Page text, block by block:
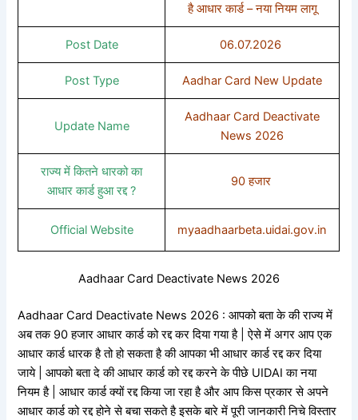
है आधार कार्ड – नया नियम लागू
Post Date 06.07.2026
Post Type Aadhar Card New Update
Update Name
Aadhaar Card Deactivate
News 2026
राज्य में कितने धारको का
आधार कार्ड हुआ रद्द ?
90 हजार
Official Website myaadhaarbeta.uidai.gov.in
Aadhaar Card Deactivate News 2026
Aadhaar Card Deactivate News 2026 : आपको बता के की राज्य में
अब तक 90 हजार आधार कार्ड को रद्द कर दिया गया है | ऐसे में अगर आप एक
आधार कार्ड धारक है तो हो सकता है की आपका भी आधार कार्ड रद्द कर दिया
जाये | आपको बता दे की आधार कार्ड को रद्द करने के पीछे UIDAI का नया
नियम है | आधार कार्ड क्यों रद्द किया जा रहा है और आप किस प्रकार से अपने
आधार कार्ड को रद्द होने से बचा सकते है इसके बारे में पूरी जानकारी निचे विस्तार